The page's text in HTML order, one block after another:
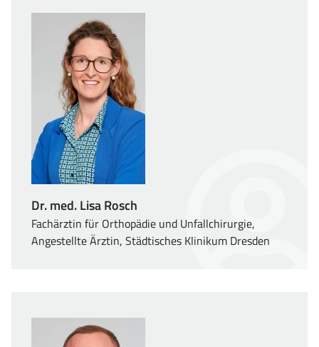
Dr. med. Lisa Rosch
Fachärztin für Orthopädie und Unfallchirurgie,
Angestellte Ärztin, Städtisches Klinikum Dresden